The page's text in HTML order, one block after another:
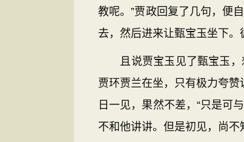
教呢。”贾政回复了几句，便
去，然后进来让甄宝玉坐下。
且说贾宝玉见了甄宝玉，
贾环贾兰在坐，只有极力夸
日一见，果然不差，“只是可
不和他讲讲。但是初见，尚